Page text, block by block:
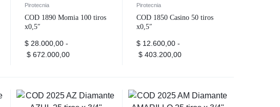
Pirotecnia
COD 1890 Momia 100 tiros
x0,5″
$28.000,00 -
$672.000,00
Pirotecnia
COD 1850 Casino 50 tiros
x0,5″
$12.600,00 -
$403.200,00